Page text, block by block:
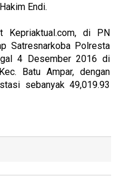
Endi.
Kepriaktual.com, di PN
Satresnarkoba Polresta
4 Desember 2016 di
Batu Ampar, dengan
sebanyak 49,019.93